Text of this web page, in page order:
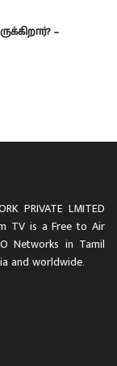
–
PRIVATE LMITED
TV is a Free to Air
Networks in Tamil
and worldwide.